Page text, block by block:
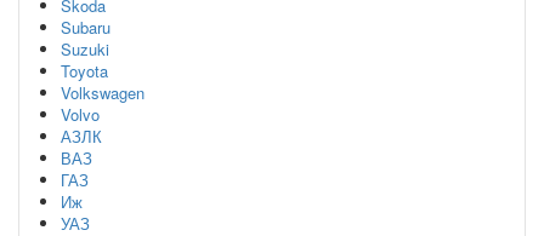
Skoda
Subaru
Suzuki
Toyota
Volkswagen
Volvo
АЗЛК
ВАЗ
ГАЗ
Иж
УАЗ